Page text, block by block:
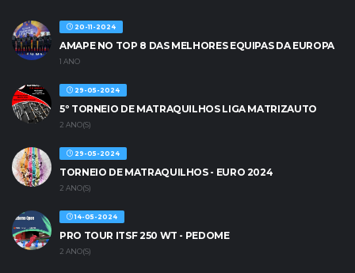
20-11-2024
AMAPE NO TOP 8 DAS MELHORES EQUIPAS DA EUROPA
1 ANO
29-05-2024
5º TORNEIO DE MATRAQUILHOS LIGA MATRIZAUTO
2 ANO(S)
29-05-2024
TORNEIO DE MATRAQUILHOS - EURO 2024
2 ANO(S)
14-05-2024
PRO TOUR ITSF 250 WT - PEDOME
2 ANO(S)